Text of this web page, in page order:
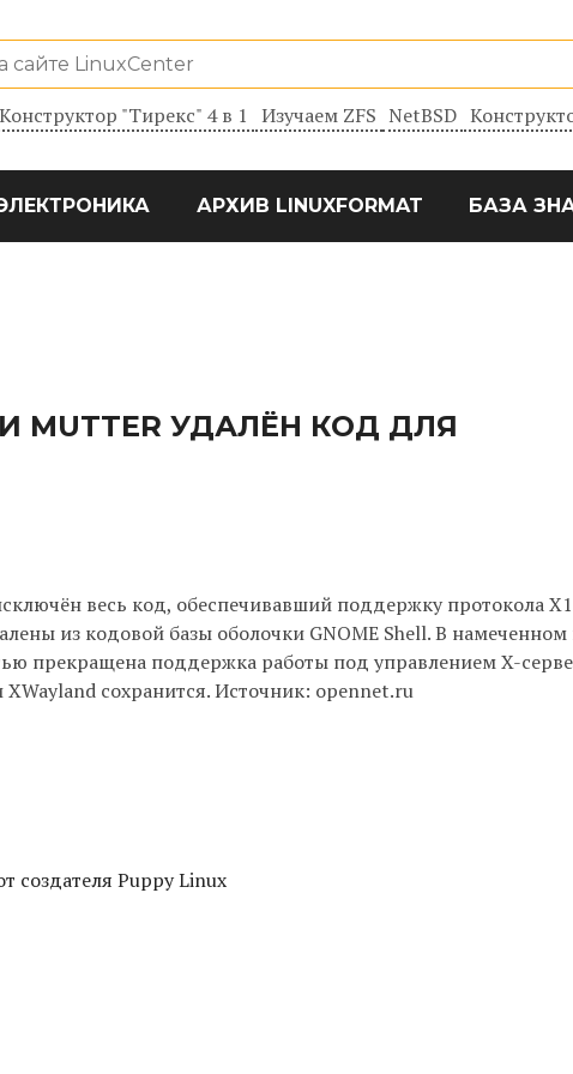
Конструктор "Тирекс" 4 в 1 Изучаем ZFS NetBSD
АРХИВ LINUXFORMAT БАЗА
И MUTTER УДАЛЁН КОД ДЛЯ
весь код, обеспечивавший поддержку протокола
из кодовой базы оболочки GNOME Shell. В намеченном
прекращена поддержка работы под управлением X-
сохранится. Источник: opennet.ru
создателя Puppy Linux